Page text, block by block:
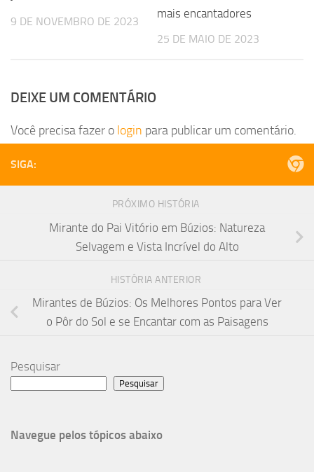
9 DE NOVEMBRO DE 2023
mais encantadores
25 DE MAIO DE 2023
DEIXE UM COMENTÁRIO
Você precisa fazer o login para publicar um comentário.
SIGA:
PRÓXIMO HISTÓRIA
Mirante do Pai Vitório em Búzios: Natureza
Selvagem e Vista Incrível do Alto
HISTÓRIA ANTERIOR
Mirantes de Búzios: Os Melhores Pontos para Ver
o Pôr do Sol e se Encantar com as Paisagens
Pesquisar
Pesquisar
Navegue pelos tópicos abaixo